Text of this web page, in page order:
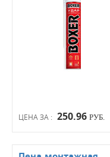
ЦЕНА ЗА : 250.96 РУБ.